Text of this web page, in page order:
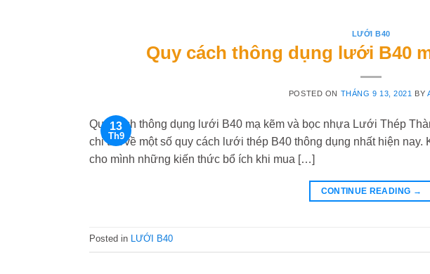
LƯỚI B40
Quy cách thông dụng lưới B40
POSTED ON THÁNG 9 13, 2021 BY
13
Th9
Quy cách thông dụng lưới B40 mạ kẽm và bọc nhựa Lưới Thép
chi tiết về một số quy cách lưới thép B40 thông dụng nhất hiện nay.
cho mình những kiến thức bổ ích khi mua […]
CONTINUE READING →
Posted in LƯỚI B40